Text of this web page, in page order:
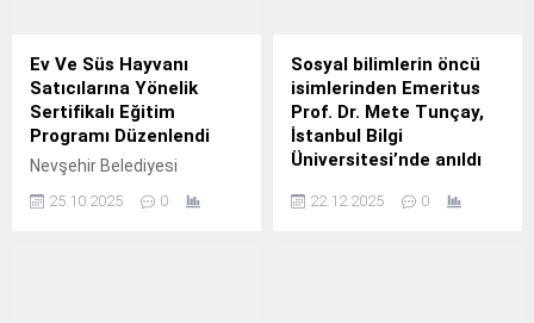
Ev Ve Süs Hayvanı
Satıcılarına Yönelik
Sertifikalı Eğitim
Programı Düzenlendi
Nevşehir Belediyesi
hayvanı satışı yapan iş yeri
25.10.2025 0
Sosyal bilimlerin öncü
isimlerinden Emeritus
Prof. Dr. Mete Tunçay,
İstanbul Bilgi
Üniversitesi’nde anıldı
18 Ağustos 2025’te
22.12.2025 0